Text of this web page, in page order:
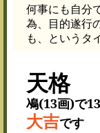
何事にも自分
為、目的遂行
も、というタ
天格
鳰(13画)で
大吉です